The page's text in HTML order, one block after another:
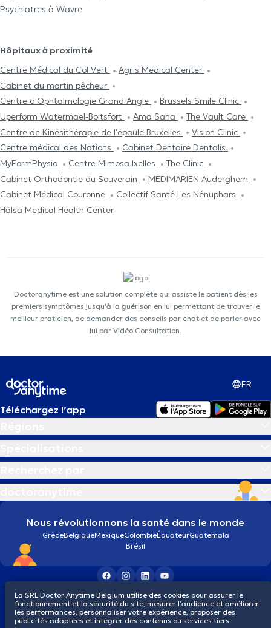
Psychiatres à Wavre
Hôpitaux à proximité
Centre Médical du Col Vert
Agilis Medical Center
Cabinet du martin pêcheur
Centre d'Ophtalmologie Grand Angle
Brussels Smile Clinic
Uperform Watermael-Boitsfort
Ama Sana
The Vault Care
Centre de Kinésithérapie de l'épaule Bruxelles
Vision Clinic
Centre médical des Nations
Cabinet Dentaire Dentalis
MyFormPhysio
Centre Mimosa Ixelles
The Clinic
Cabinet Orthodontie du Souverain
MEDIMARIEN Auderghem
Cabinet Médical Couronne
Collectif Santé Les Nénuphars
Hälsa Medical Health Center
Doctoranytime est une solution complète qui assiste le patient dès les
premiers symptômes jusqu'à la guérison en lui permettant de trouver le
meilleur praticien, de demander des conseils par chat et de parler avec
lui par Vidéo Consultation.
FR
Téléchargez l’app
Nous révolutionnons la santé dans le monde
GrèceBelgiqueMexiqueColombieÉquateurGuatemala
Brésil
Conditions généralesCookiesPolitique de confidentialité
© 2026 doctoranytime
La SRL Doctor Anytime Belgium utilise des cookies pour assurer le
fonctionnement et la sécurité du site, mesurer l’audience et améliorer
les performances, personnaliser votre expérience, proposer des
publicités adaptées et intégrer des contenus ou services tiers.